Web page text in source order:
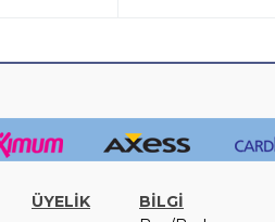
ÜYELİK
BİLGİ